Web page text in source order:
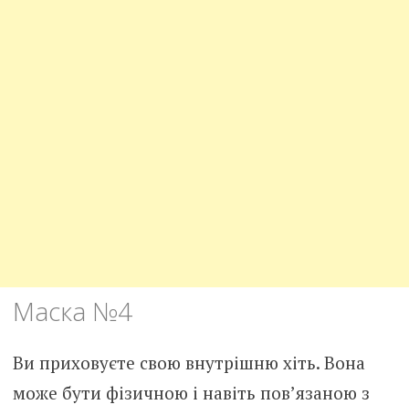
Маска №4
Ви приховуєте свою внутрішню хіть. Вона
може бути фізичною і навіть пов’язаною з